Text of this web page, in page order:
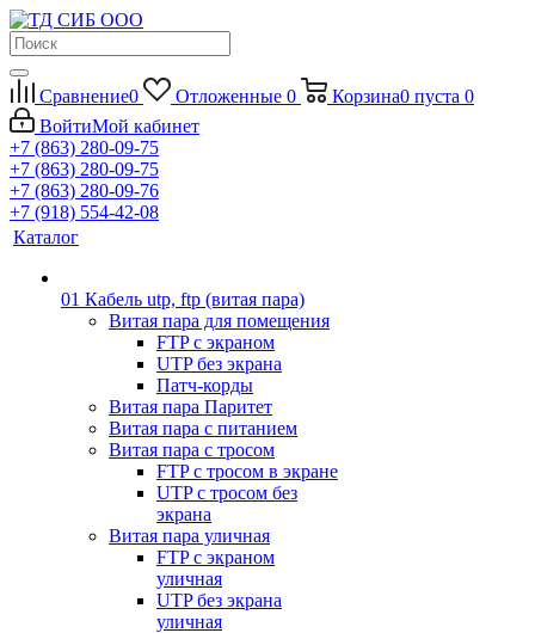
Сравнение0 Отложенные 0 Корзина0 пуста 0
ВойтиМой кабинет
+7 (863) 280-09-75
+7 (863) 280-09-75
+7 (863) 280-09-76
+7 (918) 554-42-08
Каталог
01 Кабель utp, ftp (витая пара)
Витая пара для помещения
FTP с экраном
UTP без экрана
Патч-корды
Витая пара Паритет
Витая пара с питанием
Витая пара с тросом
FTP с тросом в экране
UTP с тросом без
экрана
Витая пара уличная
FTP с экраном
уличная
UTP без экрана
уличная